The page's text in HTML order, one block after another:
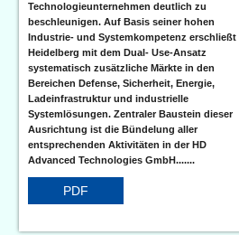
Technologieunternehmen deutlich zu
beschleunigen. Auf Basis seiner hohen
Industrie- und Systemkompetenz erschließt
Heidelberg mit dem Dual- Use-Ansatz
systematisch zusätzliche Märkte in den
Bereichen Defense, Sicherheit, Energie,
Ladeinfrastruktur und industrielle
Systemlösungen. Zentraler Baustein dieser
Ausrichtung ist die Bündelung aller
entsprechenden Aktivitäten in der HD
Advanced Technologies GmbH.......
PDF